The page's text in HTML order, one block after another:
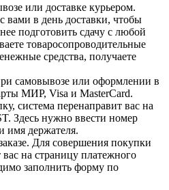
или доставке курьером.
вами в день доставки, чтобы
подготовить сдачу с любой
товаросопроводительные
средства, получаете
самовывозе или оформлении в
МИР, Visa и MasterCard.
система перенаправит вас на
Здесь нужно ввести номер
имя держателя.
Для совершения покупки
на страницу платежного
заполнить форму по